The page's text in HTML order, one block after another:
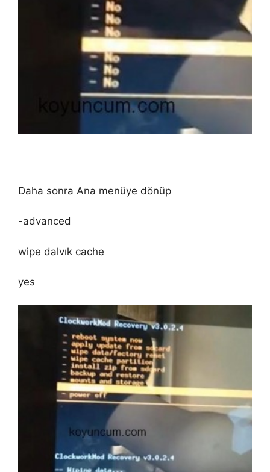
Daha sonra Ana menüye dönüp
-advanced
wipe dalvık cache
yes